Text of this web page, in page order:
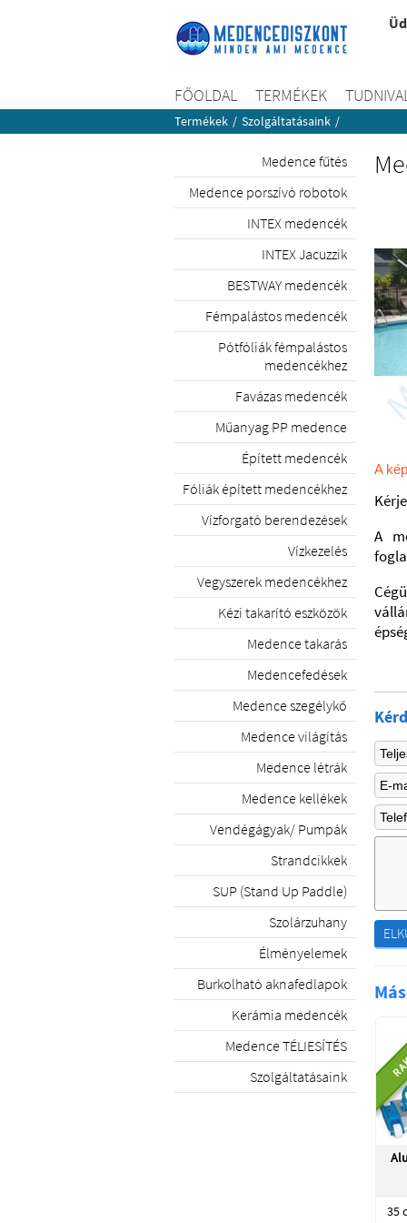
FŐOLDAL TERMÉKEK
Termékek / Szolgáltatásaink /
Medence fűtés
Medence porszívó robotok
INTEX medencék
INTEX Jacuzzik
BESTWAY medencék
Fémpalástos medencék
Pótfóliák fémpalástos
medencékhez
Favázas medencék
Műanyag PP medence
Épített medencék
Fóliák épített medencékhez
Vízforgató berendezések
Vízkezelés
Vegyszerek medencékhez
Kézi takarító eszközök
Medence takarás
Medencefedések
Medence szegélykő
Medence világítás
Medence létrák
Medence kellékek
Vendégágyak/ Pumpák
Strandcikkek
SUP (Stand Up Paddle)
Szolárzuhany
Élményelemek
Burkolható aknafedlapok
Kerámia medencék
Medence TÉLIESÍTÉS
Szolgáltatásaink
A
A
35